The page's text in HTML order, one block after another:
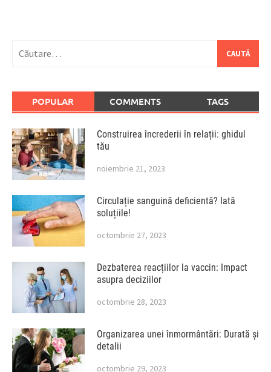
după:
POPULAR COMMENTS TAGS
Construirea încrederii în relații: ghidul
tău
noiembrie 21, 2023
Circulație sanguină deficientă? Iată
soluțiile!
octombrie 27, 2023
Dezbaterea reacțiilor la vaccin: Impact
asupra deciziilor
octombrie 28, 2023
Organizarea unei înmormântări: Durată și
detalii
octombrie 29, 2023